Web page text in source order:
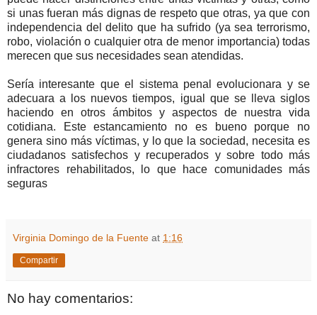
si unas fueran más dignas de respeto que otras, ya que con
independencia del delito que ha sufrido (ya sea terrorismo,
robo, violación o cualquier otra de menor importancia) todas
merecen que sus necesidades sean atendidas.
Sería interesante que el sistema penal evolucionara y se
adecuara a los nuevos tiempos, igual que se lleva siglos
haciendo en otros ámbitos y aspectos de nuestra vida
cotidiana. Este estancamiento no es bueno porque no
genera sino más víctimas, y lo que la sociedad, necesita es
ciudadanos satisfechos y recuperados y sobre todo más
infractores rehabilitados, lo que hace comunidades más
seguras
Virginia Domingo de la Fuente at 1:16
Compartir
No hay comentarios: